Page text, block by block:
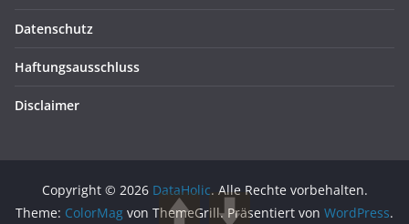
Datenschutz
Haftungsausschluss
Disclaimer
Copyright © 2026 DataHolic. Alle Rechte vorbehalten.
Theme: ColorMag von ThemeGrill. Präsentiert von WordPress.